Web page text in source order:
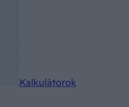
Kalkulátorok